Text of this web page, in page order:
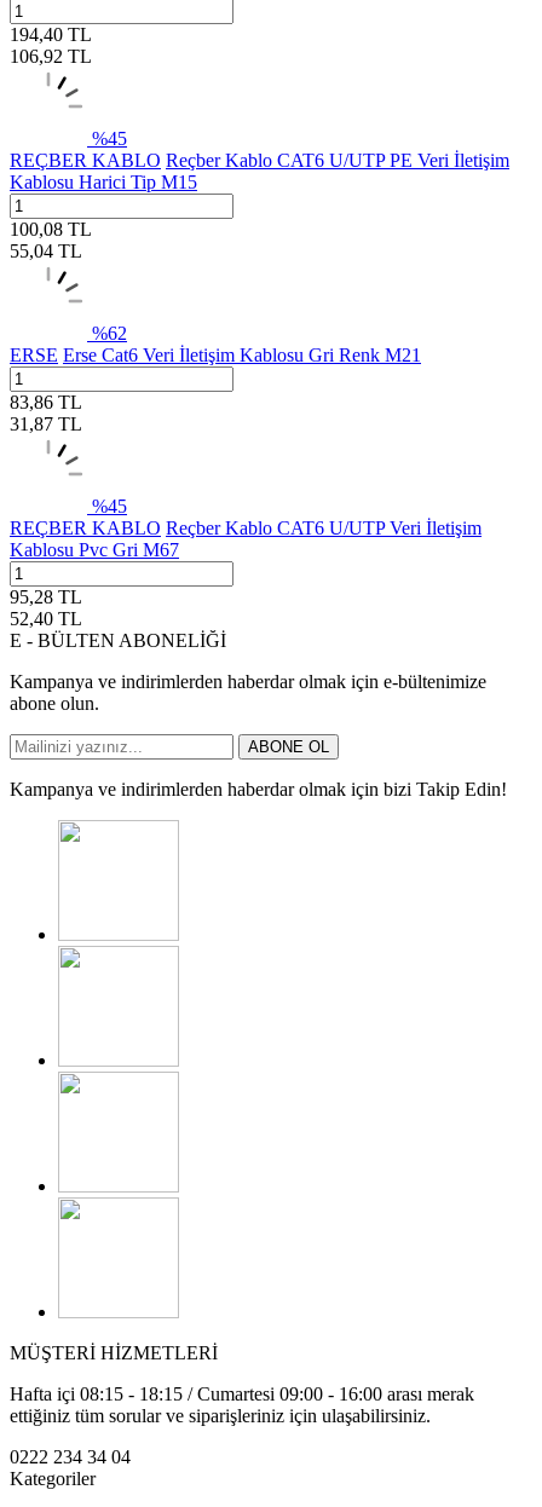
194,40 TL
106,92 TL
%45
REÇBER KABLO Reçber Kablo CAT6 U/UTP PE Veri İletişim
Kablosu Harici Tip M15
100,08 TL
55,04 TL
%62
ERSE Erse Cat6 Veri İletişim Kablosu Gri Renk M21
83,86 TL
31,87 TL
%45
REÇBER KABLO Reçber Kablo CAT6 U/UTP Veri İletişim
Kablosu Pvc Gri M67
95,28 TL
52,40 TL
E - BÜLTEN ABONELİĞİ
Kampanya ve indirimlerden haberdar olmak için e-bültenimize
abone olun.
ABONE OL
Kampanya ve indirimlerden haberdar olmak için bizi Takip Edin!
MÜŞTERİ HİZMETLERİ
Hafta içi 08:15 - 18:15 / Cumartesi 09:00 - 16:00 arası merak
ettiğiniz tüm sorular ve siparişleriniz için ulaşabilirsiniz.
0222 234 34 04
Kategoriler